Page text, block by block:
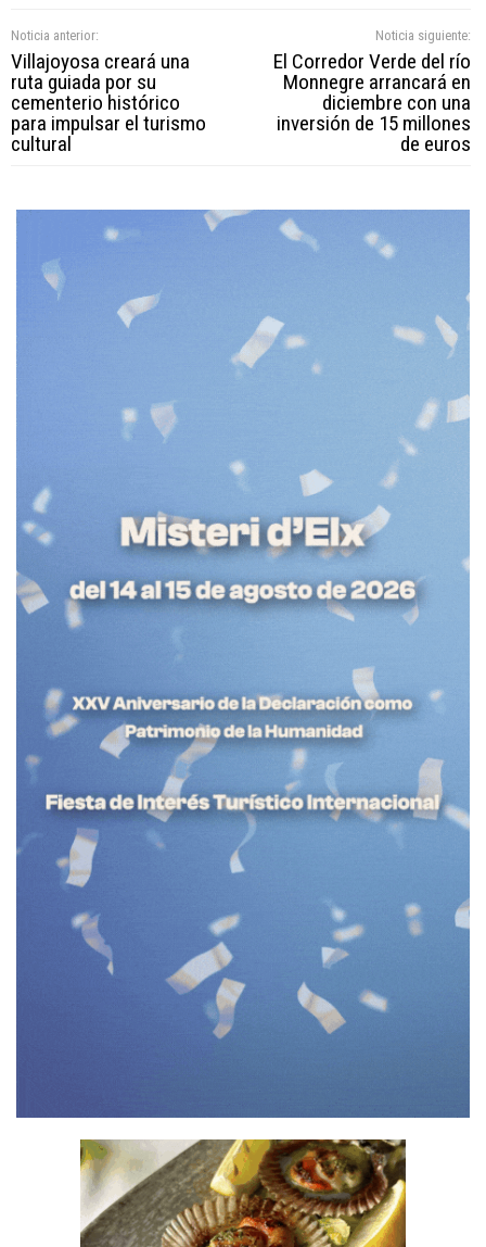
Noticia anterior:
Villajoyosa creará una
ruta guiada por su
cementerio histórico
para impulsar el turismo
cultural
Noticia siguiente:
El Corredor Verde del río
Monnegre arrancará en
diciembre con una
inversión de 15 millones
de euros